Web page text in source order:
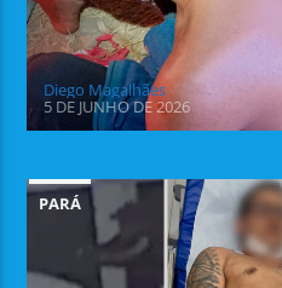
Diego Magalhães
5 DE JUNHO DE 2026
PARÁ